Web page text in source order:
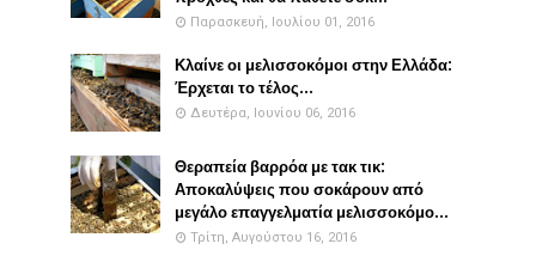
Παρασκευή, Ιουλίου 01, 2016
Κλαίνε οι μελισσοκόμοι στην Ελλάδα:
Έρχεται το τέλος...
Δευτέρα, Ιουνίου 06, 2016
Θεραπεία βαρρόα με τακ τικ:
Αποκαλύψεις που σοκάρουν από
μεγάλο επαγγελματία μελισσοκόμο...
Τρίτη, Αυγούστου 16, 2016